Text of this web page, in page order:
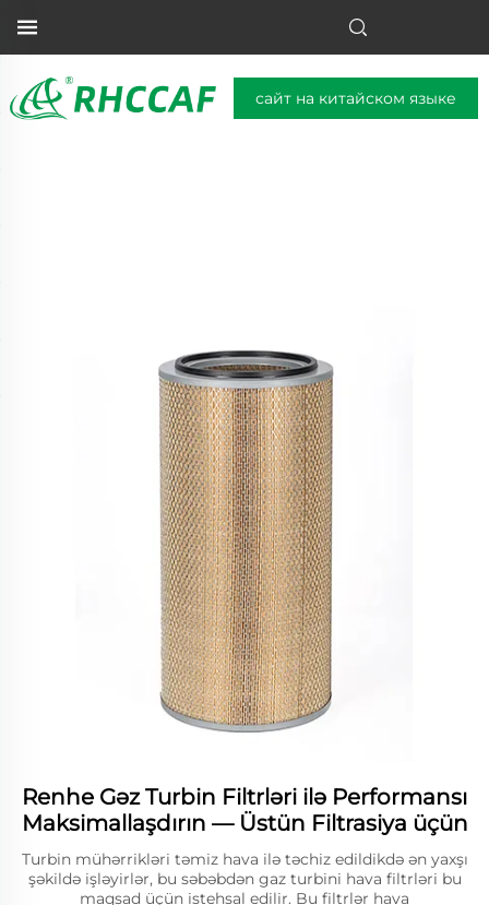
сайт на китайском языке
Renhe Gəz Turbin Filtrləri ilə Performansı
Maksimallaşdırın — Üstün Filtrasiya üçün
Turbin mühərrikləri təmiz hava ilə təchiz edildikdə ən yaxşı
şəkildə işləyirlər, bu səbəbdən gaz turbini hava filtrləri bu
maqsad üçün istehsal edilir. Bu filtrlər hava